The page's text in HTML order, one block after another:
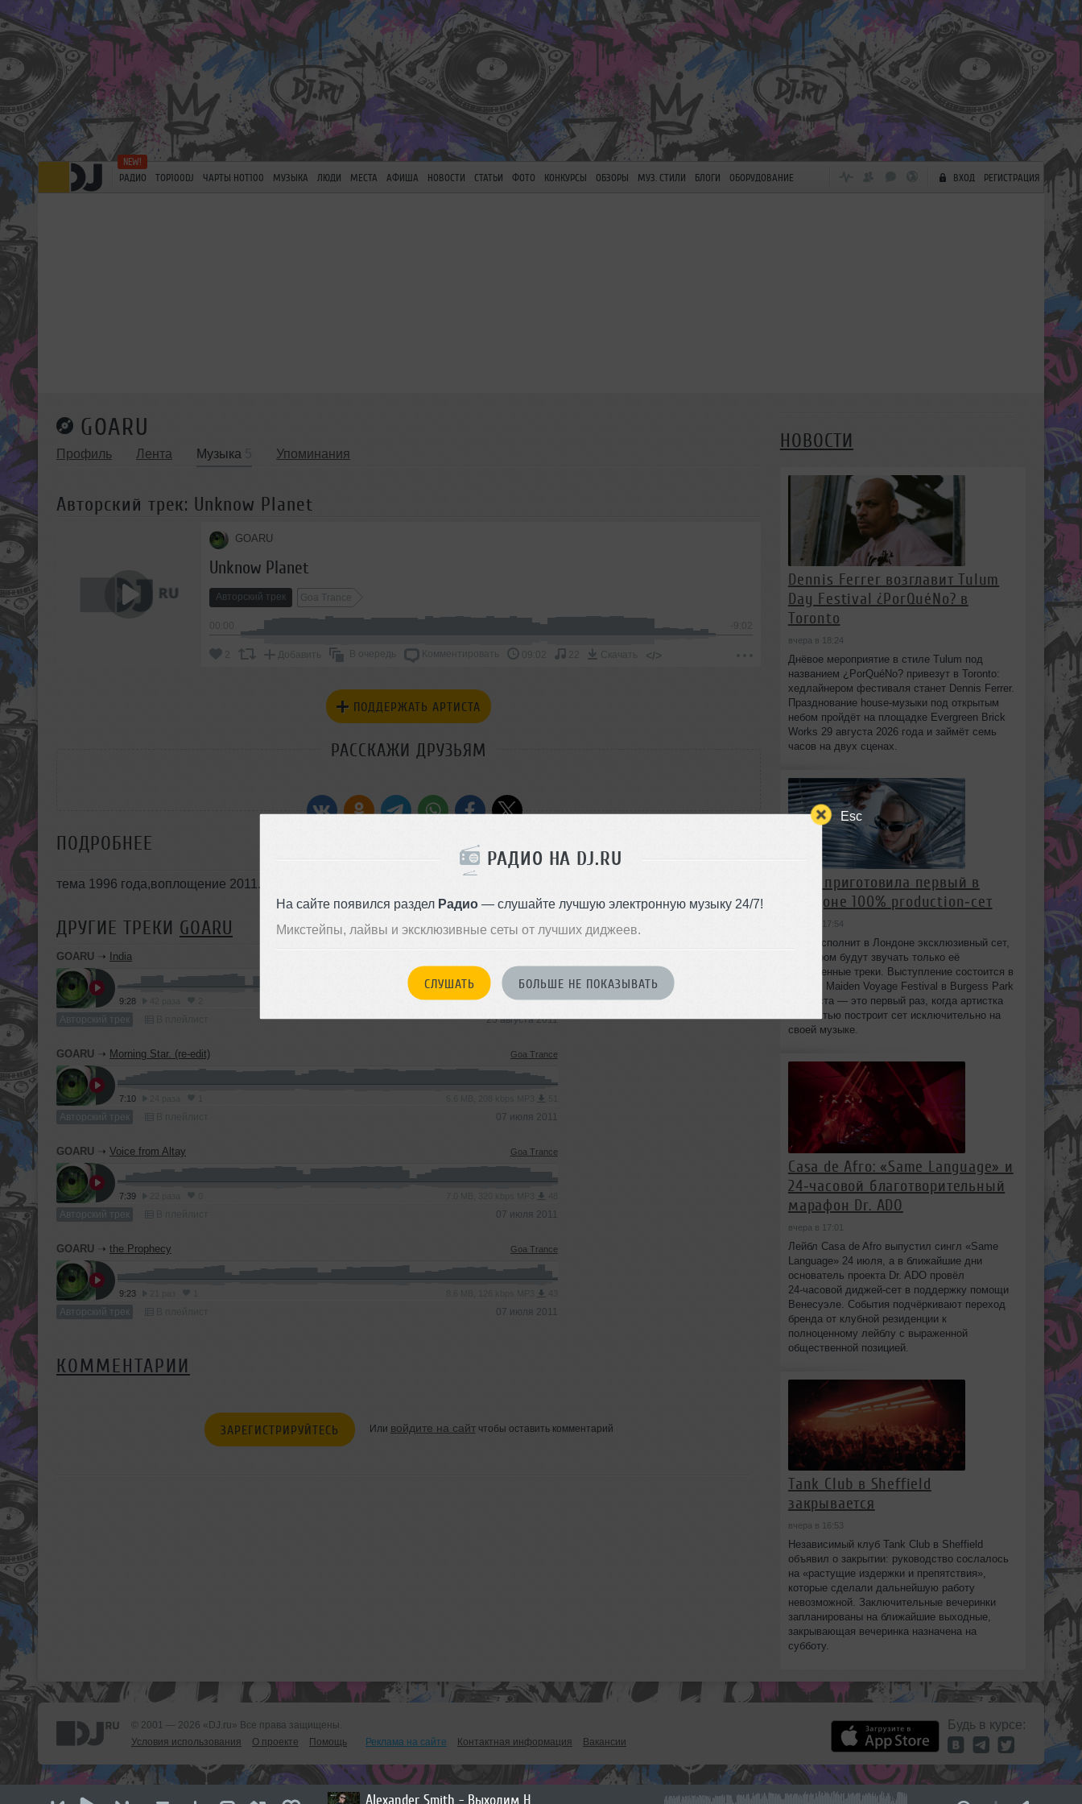
Esc
РАДИО НА DJ.RU
На сайте появился раздел Радио— слушайте лучшую электронную музыку 24/7!
Микстейпы, лайвы и эксклюзивные сеты от лучших диджеев.
СЛУШАТЬ БОЛЬШЕ НЕ ПОКАЗЫВАТЬ
РАДИО TOP100DJ ЧАРТЫ HOT100 МУЗЫКА ЛЮДИ МЕСТА АФИША НОВОСТИ СТАТЬИ ФОТО КОНКУРСЫ ОБЗОРЫ МУЗ. СТИЛИ БЛОГИ ОБОРУДОВАНИЕ ВХОД РЕГИСТРАЦИЯ
GOARU
Профиль Лента Музыка Упоминания
Авторский трек: Unknow Planet
GOARU
Unknow Planet
Авторский трек Goa Trance
-9:02
2 Добавить В очередь Комментировать 09:02 22 Скачать </>
ПОДДЕРЖАТЬ АРТИСТА
РАССКАЖИ ДРУЗЬЯМ
ПОДРОБНЕЕ
тема 1996 года,воплощение 2011.
ДРУГИЕ ТРЕКИ GOARU
GOARU ➝ India
9:28 8.7 MB, 320 kbps MP3 44
Авторский трек 25 августа 2011
GOARU ➝ Morning Star. (re-edit) Goa Trance
7:10
Авторский трек 07 июля 2011
GOARU ➝ Voice from Altay Goa Trance
7:39
Авторский трек 07 июля 2011
GOARU ➝ the Prophecy Goa Trance
9:23
Авторский трек 07 июля 2011
КОММЕНТАРИИ
ЗАРЕГИСТРИРУЙТЕСЬ Или войдите на сайтчтобы оставить комментарий
НОВОСТИ
Dennis Ferrer возглавит Tulum
Day Festival ¿PorQuéNo? в
Toronto
вчера в 18:24
Днёвое мероприятие в стиле Tulum под
названием ¿PorQuéNo? привезут в Toronto:
хедлайнером фестиваля станет Dennis Ferrer.
Празднование house-музыки под открытым
небом пройдёт на площадке Evergreen Brick
Works 29 августа 2026 года и займёт семь
часов на двух сценах.
HAAi приготовила первый в
Лондоне 100% production‑сет
вчера в 17:54
HAAi исполнит в Лондоне эксклюзивный сет,
в котором будут звучать только её
собственные треки. Выступление состоится в
рамках Maiden Voyage Festival в Burgess Park
8 августа — это первый раз, когда артистка
полностью построит сет исключительно на
своей музыке.
Casa de Afro: «Same Language» и
24‑часовой благотворительный
марафон Dr. ADO
вчера в 17:01
Лейбл Casa de Afro выпустил сингл «Same
Language» 24 июля, а в ближайшие дни
основатель проекта Dr. ADO провёл
24‑часовой диджей‑сет в поддержку помощи
Венесуэле. События подчёркивают переход
бренда от клубной резиденции к
полноценному лейблу с выраженной
общественной позицией.
Tank Club в Sheffield
закрывается
вчера в 16:53
Независимый клуб Tank Club в Sheffield
объявил о закрытии: руководство сослалось
на «растущие издержки и препятствия»,
которые сделали дальнейшую работу
невозможной. Заключительные вечеринки
запланированы на ближайшие выходные,
закрывающая вечеринка назначена на
субботу.
© 2001 — 2026 «DJ.ru» Все права защищены.
Условия использования
О проекте Помощь Реклама на сайте Контактная информация Вакансии
Будь в курсе: